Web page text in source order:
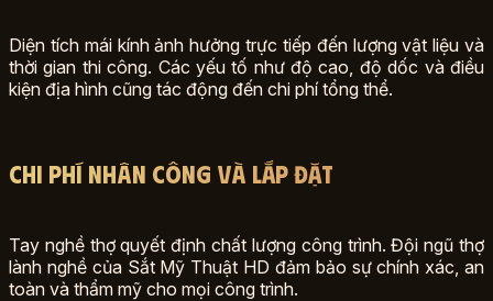
Diện tích mái kính ảnh hưởng trực tiếp đến lượng vật liệu và
thời gian thi công. Các yếu tố như độ cao, độ dốc và điều
kiện địa hình cũng tác động đến chi phí tổng thể.
Chi phí nhân công và lắp đặt
Tay nghề thợ quyết định chất lượng công trình. Đội ngũ thợ
lành nghề của Sắt Mỹ Thuật HD đảm bảo sự chính xác, an
toàn và thẩm mỹ cho mọi công trình.